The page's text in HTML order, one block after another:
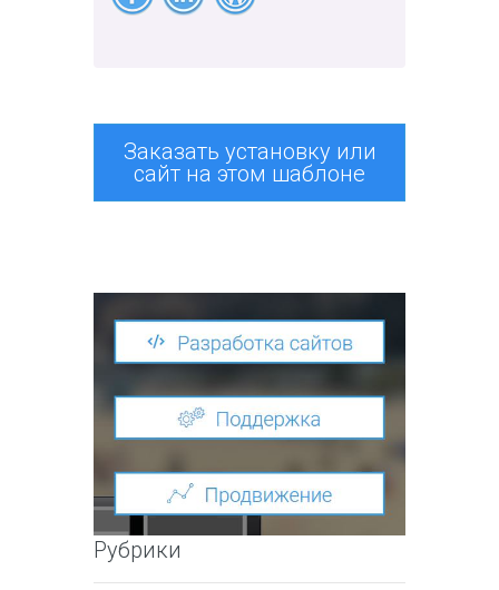
Заказать установку или
сайт на этом шаблоне
Рубрики